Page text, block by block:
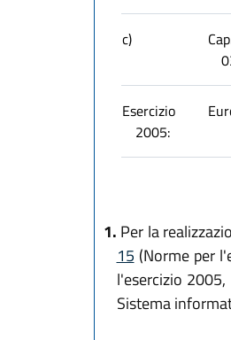
c)
Esercizio
2005:
1. Per la
15 (Norme per
l'esercizio
Sistema